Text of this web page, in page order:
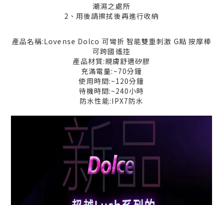
潮濕之處所
2、用後請擦拭後再進行收納
產品名稱:Lovense Dolco 可彎折 智能雙重刺激 G點 按摩棒
可跨國遙控
產品材質:親膚舒適矽膠
充滿電量:~70分鐘
使用時間:~120分鐘
待機時間:~240小時
防水性能:IPX7防水